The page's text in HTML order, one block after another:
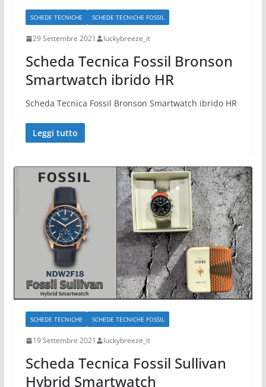
SCHEDE TECNICHE SCHEDE TECNICHE FOSSIL
29 Settembre 2021 luckybreeze_it
Scheda Tecnica Fossil Bronson
Smartwatch ibrido HR
Scheda Tecnica Fossil Bronson Smartwatch ibrido HR
Leggi tutto
SCHEDE TECNICHE SCHEDE TECNICHE FOSSIL
19 Settembre 2021 luckybreeze_it
Scheda Tecnica Fossil Sullivan
Hybrid Smartwatch